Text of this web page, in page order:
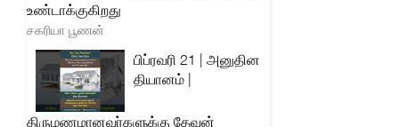
உண்டாக்குகிறது
சகரியா பூணன்
பிப்ரவரி 21 | அனுதின
தியானம் |
திருமணமானவர்களுக்கு தேவன்